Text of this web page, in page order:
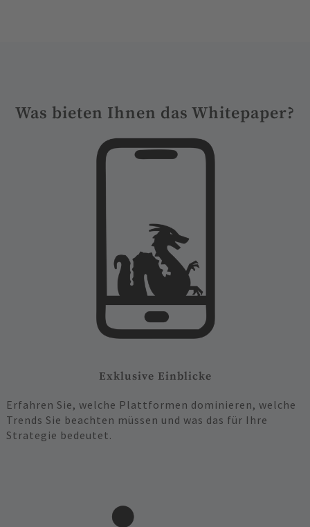
Was bieten Ihnen das Whitepaper?
Exklusive Einblicke
Erfahren Sie, welche Plattformen dominieren, welche
Trends Sie beachten müssen und was das für Ihre
Strategie bedeutet.